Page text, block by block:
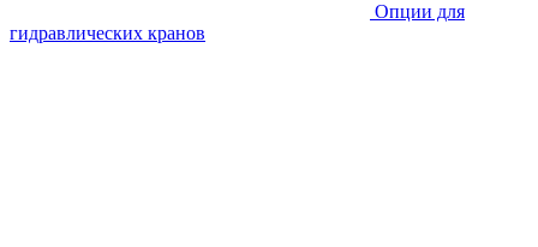
Опции для
гидравлических кранов